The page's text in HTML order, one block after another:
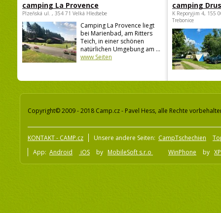
camping La Provence
Plzeňská ul. , 354 71 Velká Hleďsebe
Camping La Provence liegt
bei Marienbad, am Ritters
Teich, in einer schönen
natürlichen Umgebung am ...
www Seiten
camping
K Reporyjim 4, 155
Trebonice
Copyright© 2009 - 2018 Camp.cz - Pavel Hess, alle Rechte
KONTAKT - CAMP.cz Unsere andere Seiten: CampTschechien
App: Android iOS by MobileSoft s.r.o WinPhone by